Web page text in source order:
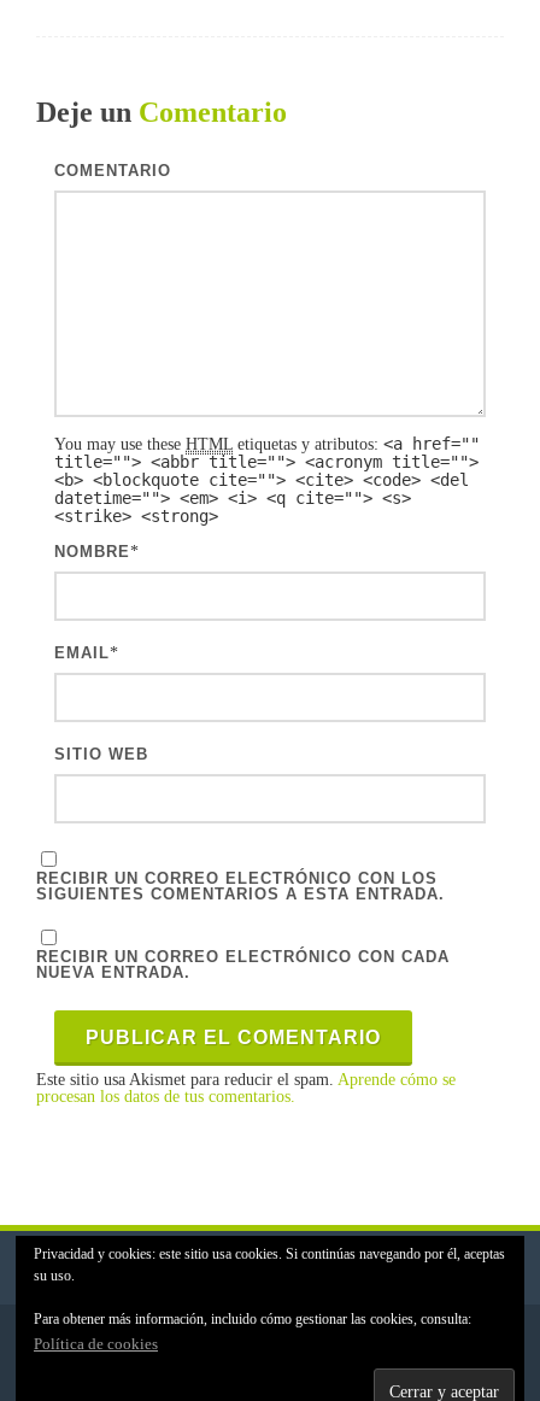
Deje un Comentario
COMENTARIO
You may use these HTML etiquetas y atributos: <a href=""
title=""> <abbr title=""> <acronym title="">
<b> <blockquote cite=""> <cite> <code> <del
datetime=""> <em> <i> <q cite=""> <s>
<strike> <strong>
NOMBRE*
EMAIL*
SITIO WEB
RECIBIR UN CORREO ELECTRÓNICO CON LOS
SIGUIENTES COMENTARIOS A ESTA ENTRADA.
RECIBIR UN CORREO ELECTRÓNICO CON CADA
NUEVA ENTRADA.
Este sitio usa Akismet para reducir el spam. Aprende cómo se
procesan los datos de tus comentarios.
Privacidad y cookies: este sitio usa cookies. Si continúas navegando por él, aceptas
su uso.
Para obtener más información, incluido cómo gestionar las cookies, consulta:
Política de cookies
MCDEMY - Your Minecraft Academy © 2017. Todos los derechos
reservados
MCDEMY NO ES UN PRODUCTO OFICIAL DE MINECRAFT. NO